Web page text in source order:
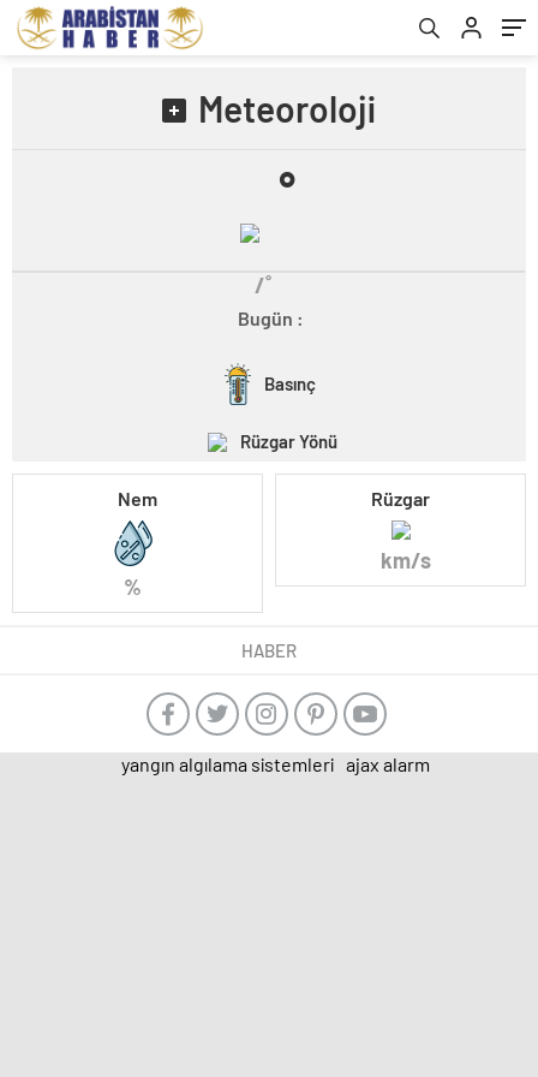
Meteoroloji
˚
/˚
Bugün :
Basınç
Rüzgar Yönü
Nem
%
Rüzgar
km/s
HABER
yangın algılama sistemleri ajax alarm